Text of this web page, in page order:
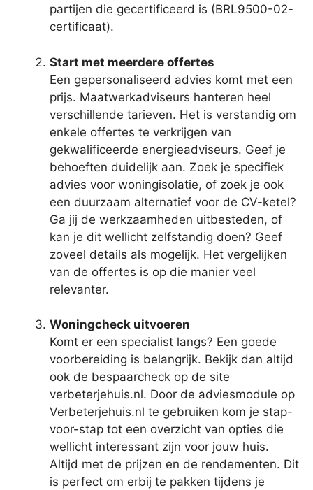
partijen die gecertificeerd is (BRL9500-02-
certificaat).
Start met meerdere offertes
Een gepersonaliseerd advies komt met een
prijs. Maatwerkadviseurs hanteren heel
verschillende tarieven. Het is verstandig om
enkele offertes te verkrijgen van
gekwalificeerde energieadviseurs. Geef je
behoeften duidelijk aan. Zoek je specifiek
advies voor woningisolatie, of zoek je ook
een duurzaam alternatief voor de CV-ketel?
Ga jij de werkzaamheden uitbesteden, of
kan je dit wellicht zelfstandig doen? Geef
zoveel details als mogelijk. Het vergelijken
van de offertes is op die manier veel
relevanter.
Woningcheck uitvoeren
Komt er een specialist langs? Een goede
voorbereiding is belangrijk. Bekijk dan altijd
ook de bespaarcheck op de site
verbeterjehuis.nl. Door de adviesmodule op
Verbeterjehuis.nl te gebruiken kom je stap-
voor-stap tot een overzicht van opties die
wellicht interessant zijn voor jouw huis.
Altijd met de prijzen en de rendementen. Dit
is perfect om erbij te pakken tijdens je